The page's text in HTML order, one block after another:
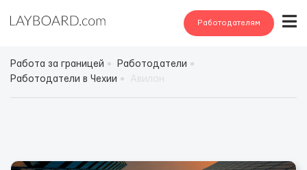
Работодателям
Работа за границей
Работодатели
Работодатели в Чехии